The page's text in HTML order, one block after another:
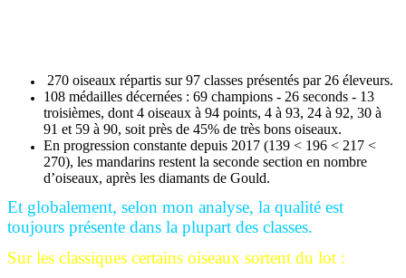
270 oiseaux répartis sur 97 classes présentés par 26 éleveurs.
108 médailles décernées : 69 champions - 26 seconds - 13
troisièmes, dont 4 oiseaux à 94 points, 4 à 93, 24 à 92, 30 à
91 et 59 à 90, soit près de 45% de très bons oiseaux.
En progression constante depuis 2017 (139 < 196 < 217 <
270), les mandarins restent la seconde section en nombre
d’oiseaux, après les diamants de Gould.
Et globalement, selon mon analyse, la qualité est
toujours présente dans la plupart des classes.
Sur les classiques certains oiseaux sortent du lot :